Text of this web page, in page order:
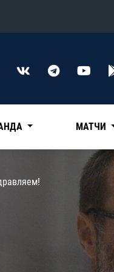
Конференция «Восток»
Трактор
Дивизион Чернышева
МАТЧИ